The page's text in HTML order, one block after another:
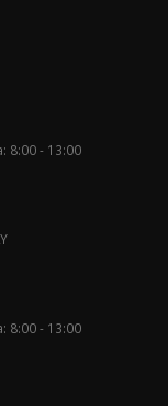
8:00 - 13:00
8:00 - 13:00